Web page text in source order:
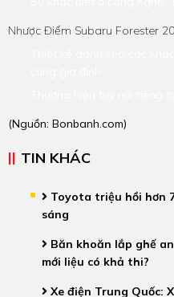
Nhược Điểm Subaru Forester
(Nguồn: Bonbanh.com)
TIN KHÁC
Toyota triệu hồi hơn
sáng
Băn khoăn lắp ghế
mới liệu có khả thi?
Xe điện Trung Quốc: